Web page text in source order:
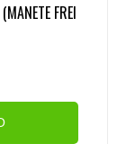
FREI